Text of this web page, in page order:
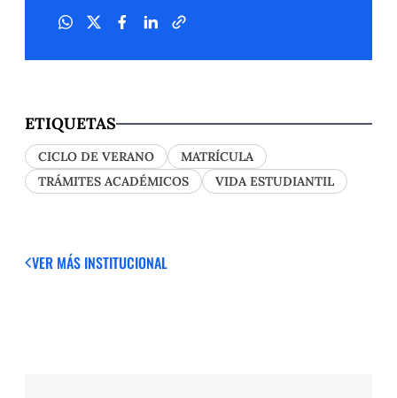
ETIQUETAS
CICLO DE VERANO
MATRÍCULA
TRÁMITES ACADÉMICOS
VIDA ESTUDIANTIL
VER MÁS INSTITUCIONAL